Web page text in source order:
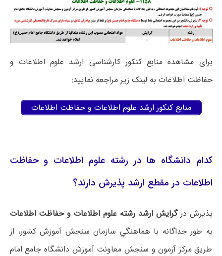
برای مشاهده منابع کنکور کارشناسی ارشد علوم اطلاعات و
حفاظت اطلاعات به لینک زیر مراجعه نمایید:
منابع کنکور ارشد علوم اطلاعات و حفاظت اطلاعات
کدام دانشگاه ها در رشته علوم اطلاعات و حفاظت
اطلاعات در مقطع ارشد پذیرش دارند؟
پذیرش درگرایش ارشد رشته علوم اطلاعات و حفاظت اطلاعات
ﺑﻪ ﻃﻮر ﺟﺪاﮔﺎﻧﻪ ﺑﺎ ﻫﻤﺎﻫﻨﮕﻲ ﺳﺎزﻣﺎن ﺳﻨﺠﺶ آﻣﻮزش ﻛﺸﻮر، از
ﻃﺮﻳﻖ ﻣﺮﻛﺰ آزﻣﻮن و ﺳﻨﺠﺶ ﻣﻌﺎوﻧﺖ آﻣﻮزش داﻧﺸﮕﺎه ﺟﺎﻣﻊ اﻣﺎم